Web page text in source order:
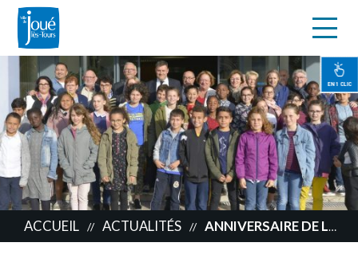
contenu
principal
EN 1 CLIC
ACCUEIL // ACTUALITÉS // ANNIVERSAIRE DE LA CONVENTION DES DROITS DE L’ENFANT